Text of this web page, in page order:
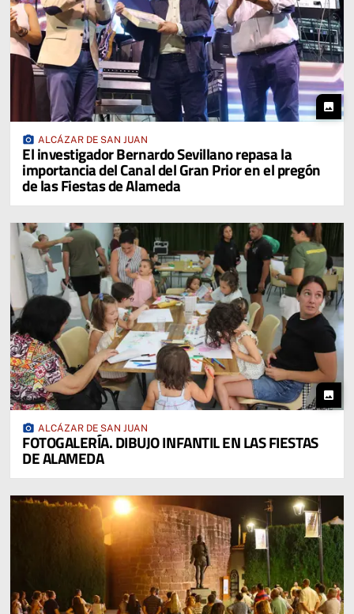
photo
photo_camera ALCÁZAR DE SAN JUAN
El investigador Bernardo Sevillano repasa la
importancia del Canal del Gran Prior en el pregón
de las Fiestas de Alameda
photo
photo_camera ALCÁZAR DE SAN JUAN
FOTOGALERÍA. DIBUJO INFANTIL EN LAS FIESTAS
DE ALAMEDA